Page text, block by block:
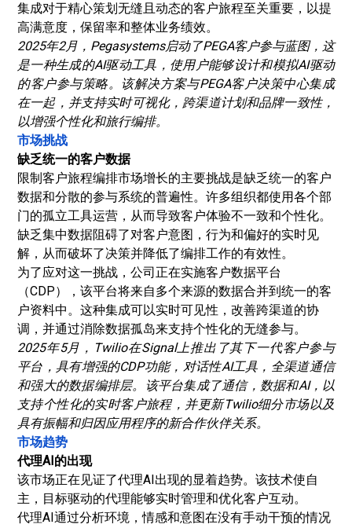
集成对于精心策划无缝且动态的客户旅程至关重要，以提
高满意度，保留率和整体业务绩效。
2025年2月，Pegasystems启动了PEGA客户参与蓝图，这
是一种生成的AI驱动工具，使用户能够设计和模拟AI驱动
的客户参与策略。该解决方案与PEGA客户决策中心集成
在一起，并支持实时可视化，跨渠道计划和品牌一致性，
以增强个性化和旅行编排。
市场挑战
缺乏统一的客户数据
限制客户旅程编排市场增长的主要挑战是缺乏统一的客户
数据和分散的参与系统的普遍性。许多组织都使用各个部
门的孤立工具运营，从而导致客户体验不一致和个性化。
缺乏集中数据阻碍了对客户意图，行为和偏好的实时见
解，从而破坏了决策并降低了编排工作的有效性。
为了应对这一挑战，公司正在实施客户数据平台
（CDP），该平台将来自多个来源的数据合并到统一的客
户资料中。这种集成可以实时可见性，改善跨渠道的协
调，并通过消除数据孤岛来支持个性化的无缝参与。
2025年5月，Twilio在Signal上推出了其下一代客户参与
平台，具有增强的CDP功能，对话性AI工具，全渠道通信
和强大的数据编排层。该平台集成了通信，数据和AI，以
支持个性化的实时客户旅程，并更新Twilio细分市场以及
具有振幅和归因应用程序的新合作伙伴关系。
市场趋势
代理AI的出现
该市场正在见证了代理AI出现的显着趋势。该技术使自
主，目标驱动的代理能够实时管理和优化客户互动。
代理AI通过分析环境，情感和意图在没有手动干预的情况